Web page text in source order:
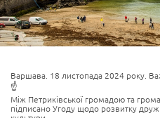
Варшава. 18 листопада 2024 року.
☝️
Між Петриківської громадою та
підписано Угоду щодо розвитку